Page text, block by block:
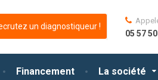
Financement La société
un diagnostiqueur !
05 57